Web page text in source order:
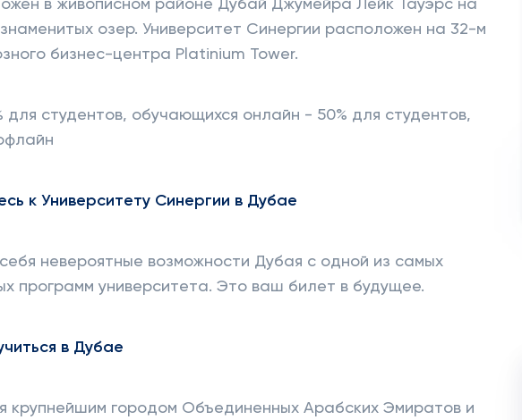
в живописном районе Дубай Джумейра Лейк Тауэрс на
озер. Университет Синергии расположен на 32-м
бизнес-центра Platinium Tower.
для студентов, обучающихся онлайн - 50% для студентов,
к Университету Синергии в Дубае
невероятные возможности Дубая с одной из самых
программ университета. Это ваш билет в будущее.
в Дубае
крупнейшим городом Объединенных Арабских Эмиратов и